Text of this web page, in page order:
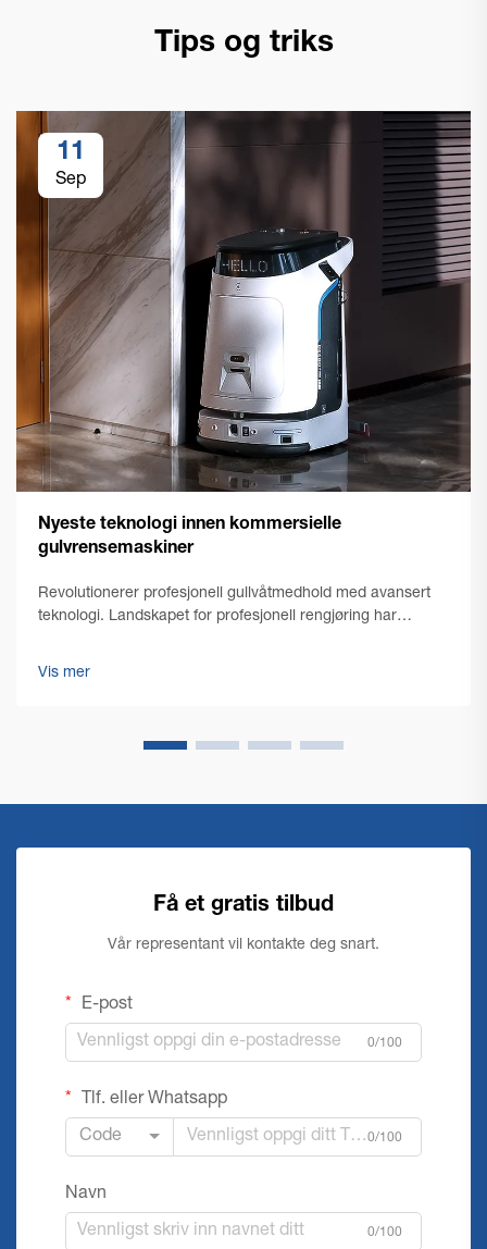
Tips og triks
11
Sep
Nyeste teknologi innen kommersielle
gulvrensemaskiner
Revolutionerer profesjonell gullvåtmedhold med avansert
teknologi. Landskapet for profesjonell rengjøring har
fremveksten av nyeste generasjons teknologi for
Vis mer
Få et gratis tilbud
Vår representant vil kontakte deg snart.
E-post
0/100
Tlf. eller Whatsapp
Code 0/100
Navn
0/100